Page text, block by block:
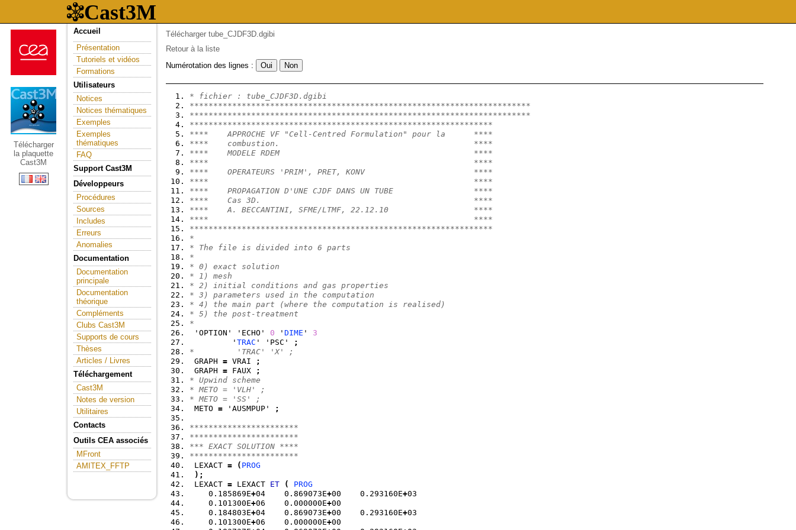
Télécharger
la plaquette
Cast3M
Accueil
Présentation
Tutoriels et vidéos
Formations
Utilisateurs
Notices
Notices thématiques
Exemples
Exemples
thématiques
FAQ
Support Cast3M
Développeurs
Procédures
Sources
Includes
Erreurs
Anomalies
Documentation
Documentation
principale
Documentation
théorique
Compléments
Clubs Cast3M
Supports de cours
Thèses
Articles / Livres
Téléchargement
Cast3M
Notes de version
Utilitaires
Contacts
Outils CEA associés
MFront
AMITEX_FFTP
Télécharger tube_CJDF3D.dgibi
Retour à la liste
Numérotation des lignes :
* fichier : tube_CJDF3D.dgibi
************************************************************************
************************************************************************
****************************************************************
****    APPROCHE VF "Cell-Centred Formulation" pour la      ****
****    combustion.                                         ****
****    MODELE RDEM                                         ****
****                                                        ****
****    OPERATEURS 'PRIM', PRET, KONV                       ****
****                                                        ****
****    PROPAGATION D'UNE CJDF DANS UN TUBE                 ****
****    Cas 3D.                                             ****
****    A. BECCANTINI, SFME/LTMF, 22.12.10                  ****
****                                                        ****
****************************************************************
*
* The file is divided into 6 parts
*
* 0) exact solution
* 1) mesh
* 2) initial conditions and gas properties
* 3) parameters used in the computation
* 4) the main part (where the computation is realised)
* 5) the post-treatment
*
'OPTION' 'ECHO' 0 ' DIME ' 3
         '
TRAC ' 'PSC'
;
*         'TRAC' 'X' ;
GRAPH = VRAI
;
GRAPH = FAUX
;
* Upwind scheme
* METO = 'VLH' ;
* METO = 'SS' ;
METO = 'AUSMPUP' ;
***********************
***********************
*** EXACT SOLUTION ****
***********************
LEXACT = ( PROG
) ;
LEXACT = LEXACT ET (
PROG
    0.185869E
+04    0.869073E+00    0.293160E+03
    0.101300E
+06    0.000000E+00
    0.184803E
+04    0.869073E+00    0.293160E+03
    0.101300E
+06    0.000000E+00